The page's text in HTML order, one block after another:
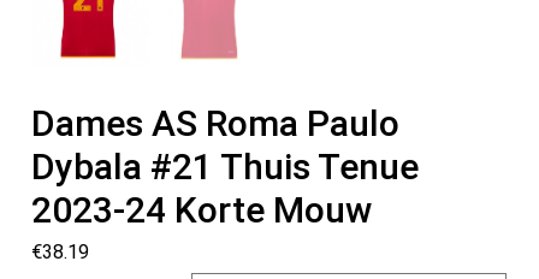
Dames AS Roma Paulo
Dybala #21 Thuis Tenue
2023-24 Korte Mouw
€38.19